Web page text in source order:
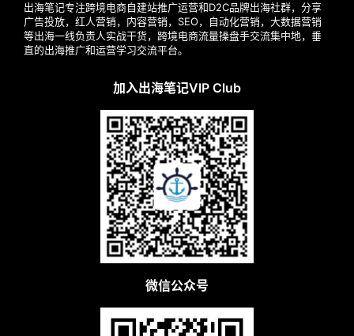
出海笔记专注跨境电商自建站推广运营和D2C品牌出海社群，分享
广告投放，红人营销，内容营销，SEO，自动化营销，大数据营销
等出海一线负责人实战干货，跨境电商流量操盘手交流集中地，垂
直的出海推广和运营学习交流平台。
加入出海笔记VIP Club
微信公众号